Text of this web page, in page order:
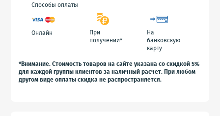
Способы оплаты
Онлайн
При
получении*
На
банковскую
карту
*Внимание. Стоимость товаров на сайте указана со скидкой 5%
для каждой группы клиентов за наличный расчет. При любом
другом виде оплаты скидка не распространяется.